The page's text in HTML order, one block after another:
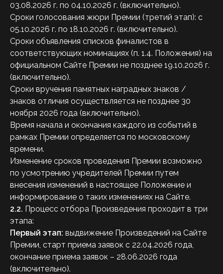
03.08.2026 г. по 04.10.2026 г. (включительно).
Сроки голосования жюри Премии (третий этап): с
05.10.2026 г. по 18.10.2026 г. (включительно).
Сроки объявления списков финалистов в
соответствующих номинациях (п. 1.4. Положения) на
официальном Сайте Премии не позднее 19.10.2026 г.
(включительно).
Сроки вручения памятных наградных знаков /
знаков отличия осуществляется не позднее 30
ноября 2026 года (включительно).
Время начала и окончания каждого из событий в
рамках Премии определяется по московскому
времени.
Изменение сроков проведения Премии возможно
по усмотрению учредителей Премии путем
внесения изменений в настоящее Положение и
информирование о таких изменениях на Сайте.
2.2. Процесс отбора Произведения проходит в три
этапа:
Первый этап: выдвижение Произведений на Сайте
Премии, старт приема заявок с 22.04.2026 года,
окончание приема заявок – 28.06.2026 года
(включительно).